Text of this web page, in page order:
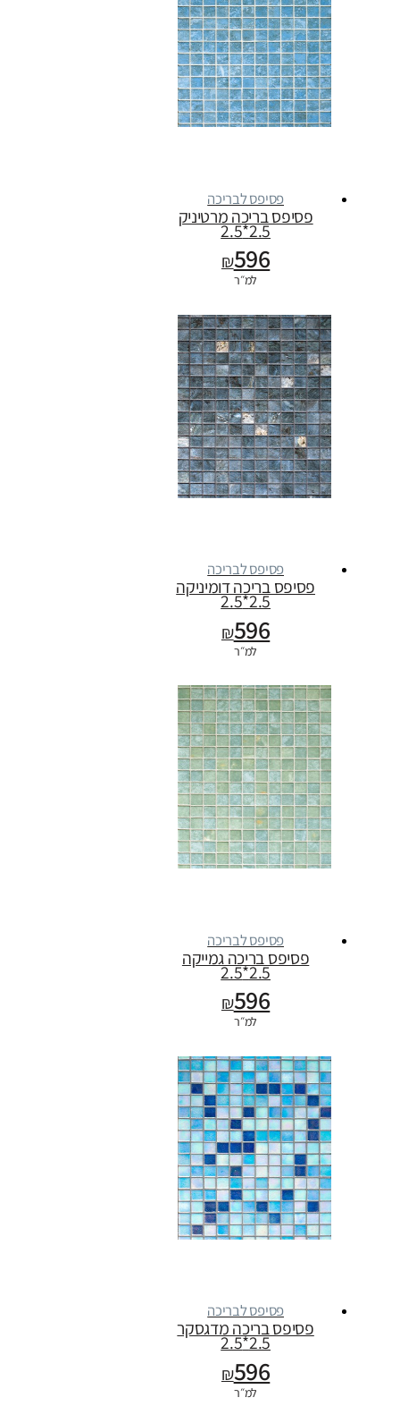
פסיפס לבריכה
פסיפס בריכה מרטיניק
2.5*2.5
₪596
למ״ר
פסיפס לבריכה
פסיפס בריכה דומיניקה
2.5*2.5
₪596
למ״ר
פסיפס לבריכה
פסיפס בריכה גמייקה
2.5*2.5
₪596
למ״ר
פסיפס לבריכה
פסיפס בריכה מדגסקר
2.5*2.5
₪596
למ״ר